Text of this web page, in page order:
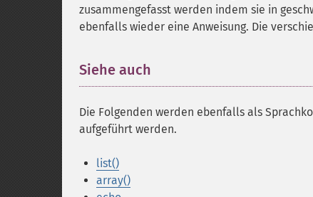
zusammengefasst werden indem sie in
ebenfalls wieder eine Anweisung. Die
Siehe auch
Die Folgenden werden ebenfalls als
aufgeführt werden.
list()
array()